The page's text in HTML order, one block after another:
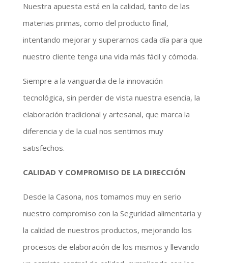
Nuestra apuesta está en la calidad, tanto de las
materias primas, como del producto final,
intentando mejorar y superarnos cada día para que
nuestro cliente tenga una vida más fácil y cómoda.
Siempre a la vanguardia de la innovación
tecnológica, sin perder de vista nuestra esencia, la
elaboración tradicional y artesanal, que marca la
diferencia y de la cual nos sentimos muy
satisfechos.
CALIDAD Y COMPROMISO DE LA DIRECCIÓN
Desde la Casona, nos tomamos muy en serio
nuestro compromiso con la Seguridad alimentaria y
la calidad de nuestros productos, mejorando los
procesos de elaboración de los mismos y llevando